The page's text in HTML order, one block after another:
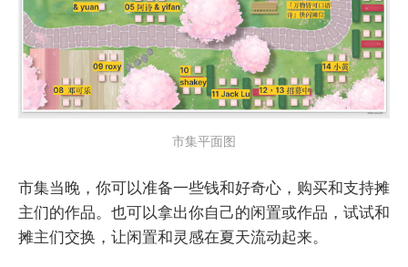
市集平面图
市集当晚，你可以准备一些钱和好奇心，购买和支持摊
主们的作品。也可以拿出你自己的闲置或作品，试试和
摊主们交换，让闲置和灵感在夏天流动起来。